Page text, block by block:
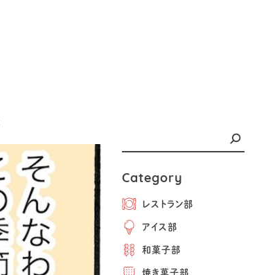
Category
レストラン部
アイス部
和菓子部
焼き菓子部